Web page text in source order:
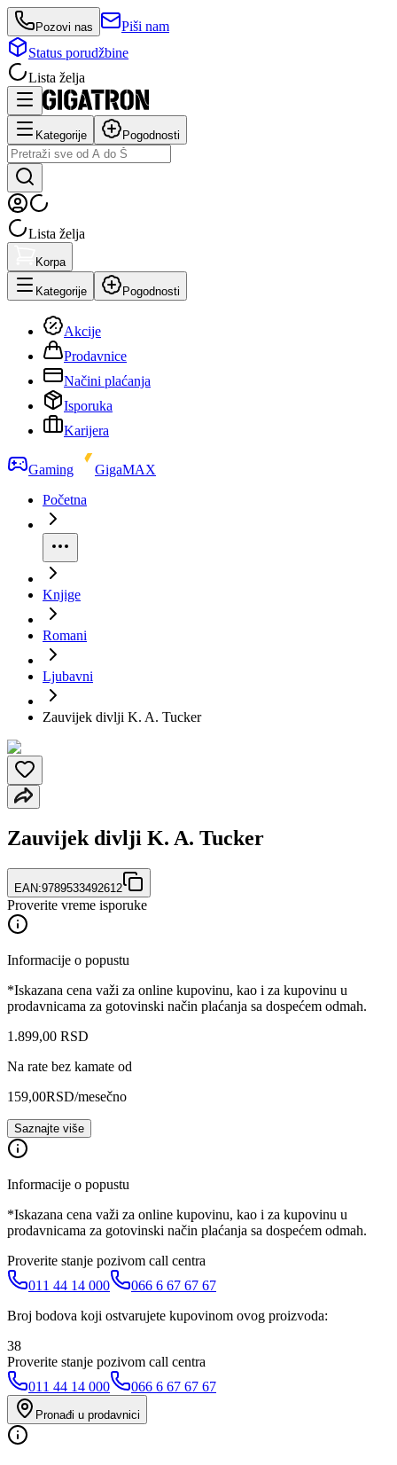
Pozovi nas
Piši nam
Status porudžbine
Lista želja
Kategorije Pogodnosti
Lista želja
Korpa
Kategorije Pogodnosti
Akcije
Prodavnice
Načini plaćanja
Isporuka
Karijera
Gaming
GigaMAX
Početna
Knjige
Romani
Ljubavni
Zauvijek divlji K. A. Tucker
Zauvijek divlji K. A. Tucker
EAN:9789533492612
Proverite vreme isporuke
Informacije o popustu
*Iskazana cena važi za online kupovinu, kao i za kupovinu u
prodavnicama za gotovinski način plaćanja sa dospećem odmah.
1.899,00 RSD
Na rate bez kamate od
159,00RSD/mesečno
Saznajte više
Informacije o popustu
*Iskazana cena važi za online kupovinu, kao i za kupovinu u
prodavnicama za gotovinski način plaćanja sa dospećem odmah.
Proverite stanje pozivom call centra
011 44 14 000
066 6 67 67 67
Broj bodova koji ostvarujete kupovinom ovog proizvoda:
38
Proverite stanje pozivom call centra
011 44 14 000
066 6 67 67 67
Pronađi u prodavnici